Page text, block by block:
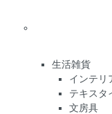
生活雑貨
インテリ
テキスタ
文房具